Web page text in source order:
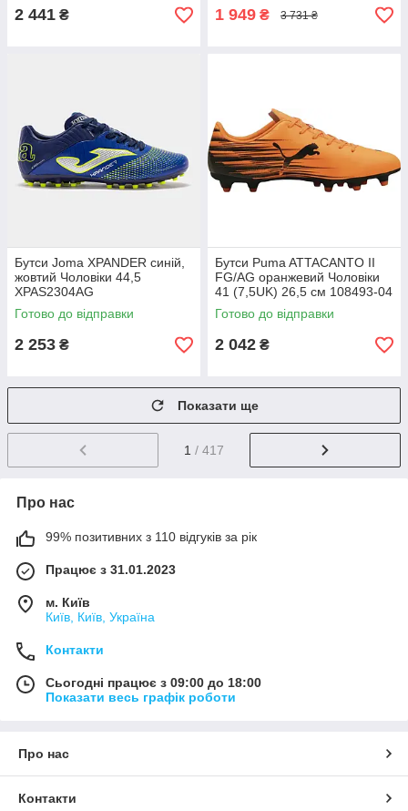
2 441 ₴ 1 949 ₴ 3 731 ₴
Бутси Joma XPANDER синій,
жовтий Чоловіки 44,5
XPAS2304AG
Готово до відправки
2 253 ₴
Бутси Puma ATTACANTO II
FG/AG оранжевий Чоловіки
41 (7,5UK) 26,5 см 108493-04
Готово до відправки
2 042 ₴
Показати ще
1 / 417
Про нас
99% позитивних з 110 відгуків за рік
Працює з 31.01.2023
м. Київ
Київ, Київ, Україна
Контакти
Сьогодні працює з 09:00 до 18:00
Показати весь графік роботи
Про нас
Контакти